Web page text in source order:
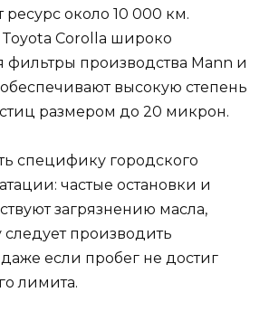
около 10 000 км.
Corolla широко
фильтры производства Mann и
высокую степень
размером до 20 микрон.
специфику городского
частые остановки и
загрязнению масла,
следует производить
если пробег не достиг
лимита.